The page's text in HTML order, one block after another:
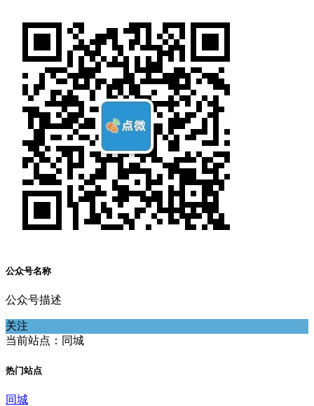
公众号名称
公众号描述
关注
当前站点：同城
热门站点
同城